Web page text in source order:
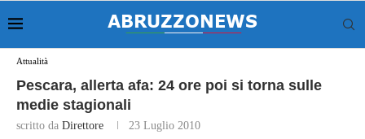
Attualità
Pescara, allerta afa: 24 ore poi si torna sulle
medie stagionali
scritto da Direttore 23 Luglio 2010